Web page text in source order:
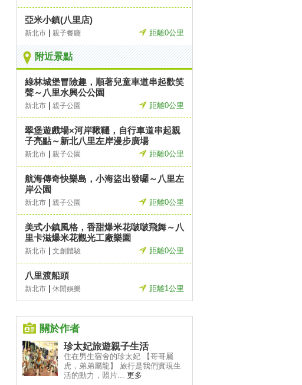
亞米小鎮(八里店)
新北市 親子餐廳 距離0公里
附近景點
綠林城堡冒險趣，順著兒童車道串起歡笑
聲～八里水興公公園
新北市 親子公園 距離0公里
翠堡遊戲場×河岸鞦韆，自行車道串起親
子亮點～新北八里左岸漫步廣場
新北市 親子公園 距離0公里
航海傳奇快樂島，小海盜出發囉～八里左
岸公園
新北市 親子公園 距離0公里
美式小鎮風格，香甜爆米花啵啵飛舞～八
里卡滋爆米花觀光工廠樂園
新北市 文創體驗 距離0公里
八里渡船頭
新北市 休閒娛樂 距離1公里
關於作者
珍太妃旅遊親子生活
住在男生宿舍的珍太妃 【哥哥屬
虎，弟弟屬龍】 旅行是我們實現生
活的動力，照片... 更多